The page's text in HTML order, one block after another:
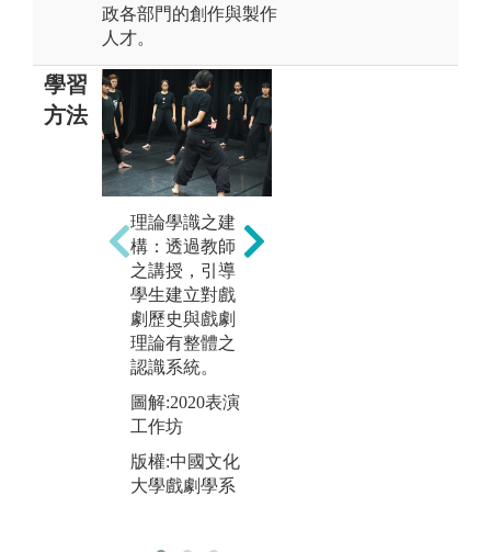
政各部門的創作與製作
人才。
學習
方法
理論學識之建
構：透過教師
之講授，引導
學生建立對戲
劇歷史與戲劇
理論有整體之
認識系統。
圖解:2020表演
工作坊
版權:中國文化
大學戲劇學系